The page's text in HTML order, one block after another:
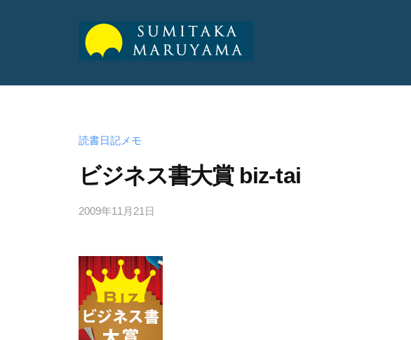
純
孝
公
サ
イ
ト
純
式
イ
ト
読書日記メモ
ビジネス書大賞 biz-tai
2009年11月21日
d
n
純
式
イ